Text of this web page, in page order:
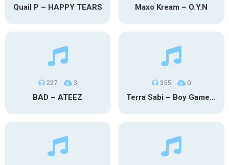
Quail P – HAPPY TEARS Maxo Kream – O.Y.N
227 3
BAD – ATEEZ
355 0
Terra Sabi – Boy Game X Marcia Cruz